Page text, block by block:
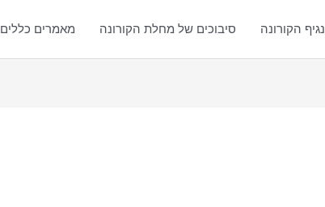
נגיף הקורונה סיבוכים של מחלת הקורונה מאמרים כללים